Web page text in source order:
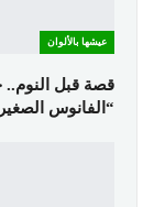
عيشها بالألوان
قصة قبل النوم..
“الفانوس